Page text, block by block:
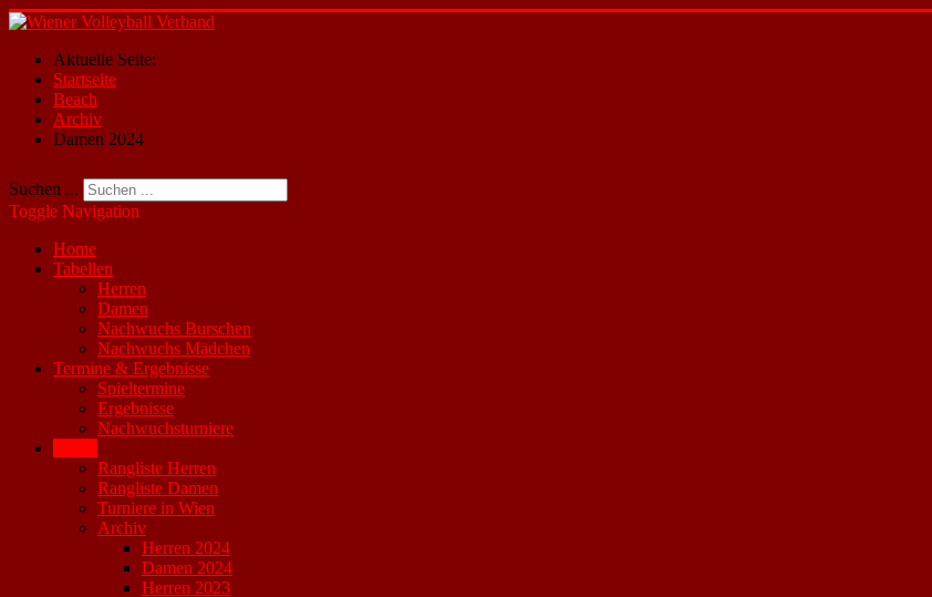
Aktuelle Seite:
Startseite
Beach
Archiv
Damen 2024
Suchen ...
Toggle Navigation
Home
Tabellen
Herren
Damen
Nachwuchs Burschen
Nachwuchs Mädchen
Termine & Ergebnisse
Spieltermine
Ergebnisse
Nachwuchsturniere
Rangliste Herren
Rangliste Damen
Turniere in Wien
Archiv
Herren 2024
Damen 2024
Herren 2023